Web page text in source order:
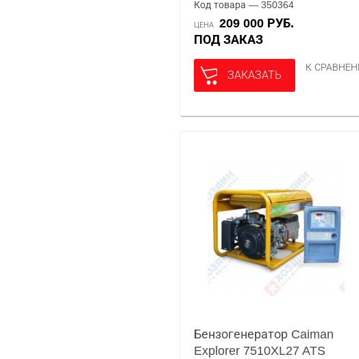
Код товара — 350364
ЦЕНА
209 000 РУБ.
ПОД ЗАКАЗ
ЗАКАЗАТЬ
К
Бензогенератор Caiman
Explorer 7510XL27 ATS